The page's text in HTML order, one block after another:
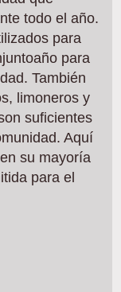
todo el año.
para
para
También
limoneros y
suficientes
Aquí
su mayoría
para el